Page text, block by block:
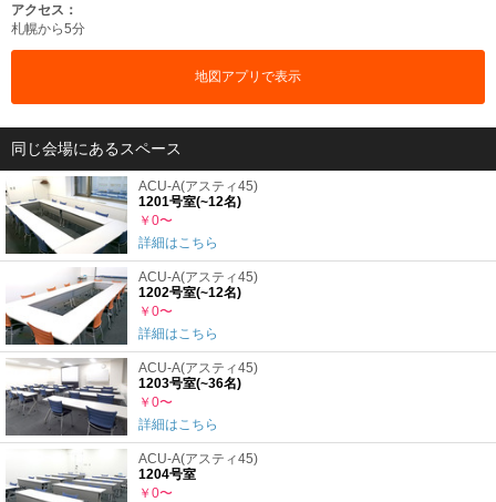
アクセス：
札幌から5分
地図アプリで表示
同じ会場にあるスペース
ACU-A(アスティ45)
1201号室(~12名)
￥0〜
詳細はこちら
ACU-A(アスティ45)
1202号室(~12名)
￥0〜
詳細はこちら
ACU-A(アスティ45)
1203号室(~36名)
￥0〜
詳細はこちら
ACU-A(アスティ45)
1204号室
￥0〜